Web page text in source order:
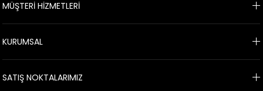
gibi avantajlardan da faydalanabilirsiniz.
MÜŞTERİ HİZMETLERİ
KURUMSAL
SATIŞ NOKTALARIMIZ